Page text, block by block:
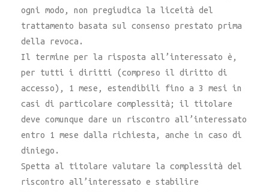
ogni modo, non pregiudica la liceità del
trattamento basata sul consenso prestato prima
della revoca.
Il termine per la risposta all’interessato è,
per tutti i diritti (compreso il diritto di
accesso), 1 mese, estendibili fino a 3 mesi in
casi di particolare complessità; il titolare
deve comunque dare un riscontro all’interessato
entro 1 mese dalla richiesta, anche in caso di
diniego.
Spetta al titolare valutare la complessità del
riscontro all’interessato e stabilire